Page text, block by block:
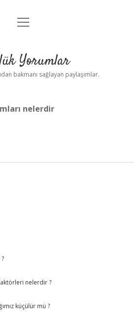
Anasayfa
Yasal Uyarı
menüyü
Yorumlar
bakmanı sağlayan paylaşımlar.
nelerdir
nelerdir ?
küçülür mü ?